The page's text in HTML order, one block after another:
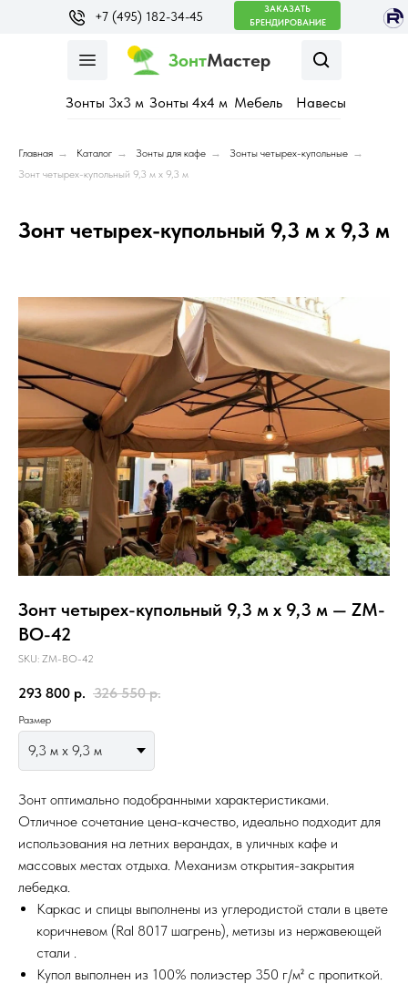
ЗАКАЗАТЬ
БРЕНДИРОВАНИЕ
ЗонтМастер
+7 (495) 182-34-45
Зонты 3х3 м Зонты 4х4 м Мебель Навесы
Главная → Каталог → Зонты для кафе → Зонты четырех-купольные →
Зонт четырех-купольный 9,3 м х 9,3 м
Зонт четырех-купольный 9,3 м х 9,3 м
Зонт четырех-купольный 9,3 м х 9,3 м — ZM-
BO-42
SKU: ZM-BO-42
293 800 р. 326 550 р.
Размер
Зонт оптимально подобранными характеристиками.
Отличное сочетание цена-качество, идеально подходит для
использования на летних верандах, в уличных кафе и
массовых местах отдыха. Механизм открытия-закрытия
лебедка.
Каркас и спицы выполнены из углеродистой стали в цвете
коричневом (Ral 8017 шагрень), метизы из нержавеющей
стали .
Купол выполнен из 100% полиэстер 350 г/м² с пропиткой.